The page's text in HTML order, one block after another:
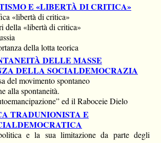
E «LIBERTÀ DI CRITICA»
«libertà di critica»
della «libertà di critica»
della lotta teorica
DELLE MASSE
DELLA SOCIALDEMOCRAZIA
del movimento spontaneo
alla spontaneità.
ed il Raboceie Dielo
TRADUNIONISTA E
e la sua limitazione da parte degli